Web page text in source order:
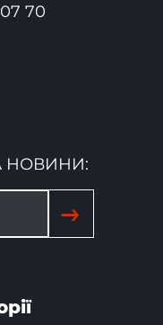
70
НОВИНИ:
→